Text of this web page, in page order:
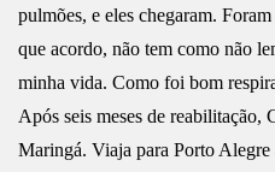
pulmões, e eles chegaram.
que acordo, não tem como não
minha vida. Como foi bom
Após seis meses de reabilitação,
Maringá. Viaja para Porto Alegre